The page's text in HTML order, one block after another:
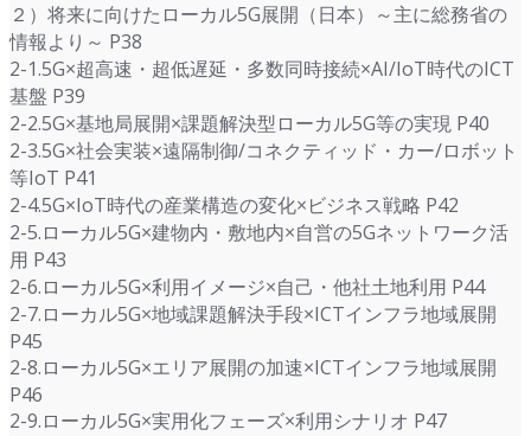
２）将来に向けたローカル5G展開（日本）～主に総務省の
情報より～ P38
2-1.5G×超高速・超低遅延・多数同時接続×AI/IoT時代のICT
基盤 P39
2-2.5G×基地局展開×課題解決型ローカル5G等の実現 P40
2-3.5G×社会実装×遠隔制御/コネクティッド・カー/ロボット
等IoT P41
2-4.5G×IoT時代の産業構造の変化×ビジネス戦略 P42
2-5.ローカル5G×建物内・敷地内×自営の5Gネットワーク活
用 P43
2-6.ローカル5G×利用イメージ×自己・他社土地利用 P44
2-7.ローカル5G×地域課題解決手段×ICTインフラ地域展開
P45
2-8.ローカル5G×エリア展開の加速×ICTインフラ地域展開
P46
2-9.ローカル5G×実用化フェーズ×利用シナリオ P47